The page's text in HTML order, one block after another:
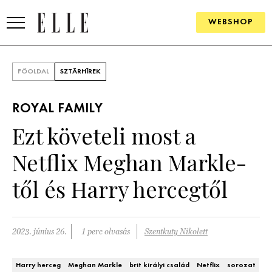
WEBSHOP
SZÉPSÉG
ÉLETMÓD
PÁRKAPCSOLAT
FŐOLDAL SZTÁRHÍREK
ROYAL FAMILY
Ezt követeli most a
Netflix Meghan Markle-
től és Harry hercegtől
2023. június 26. 1 perc olvasás Szentkuty Nikolett
Harry herceg Meghan Markle brit királyi család Netflix
sorozat